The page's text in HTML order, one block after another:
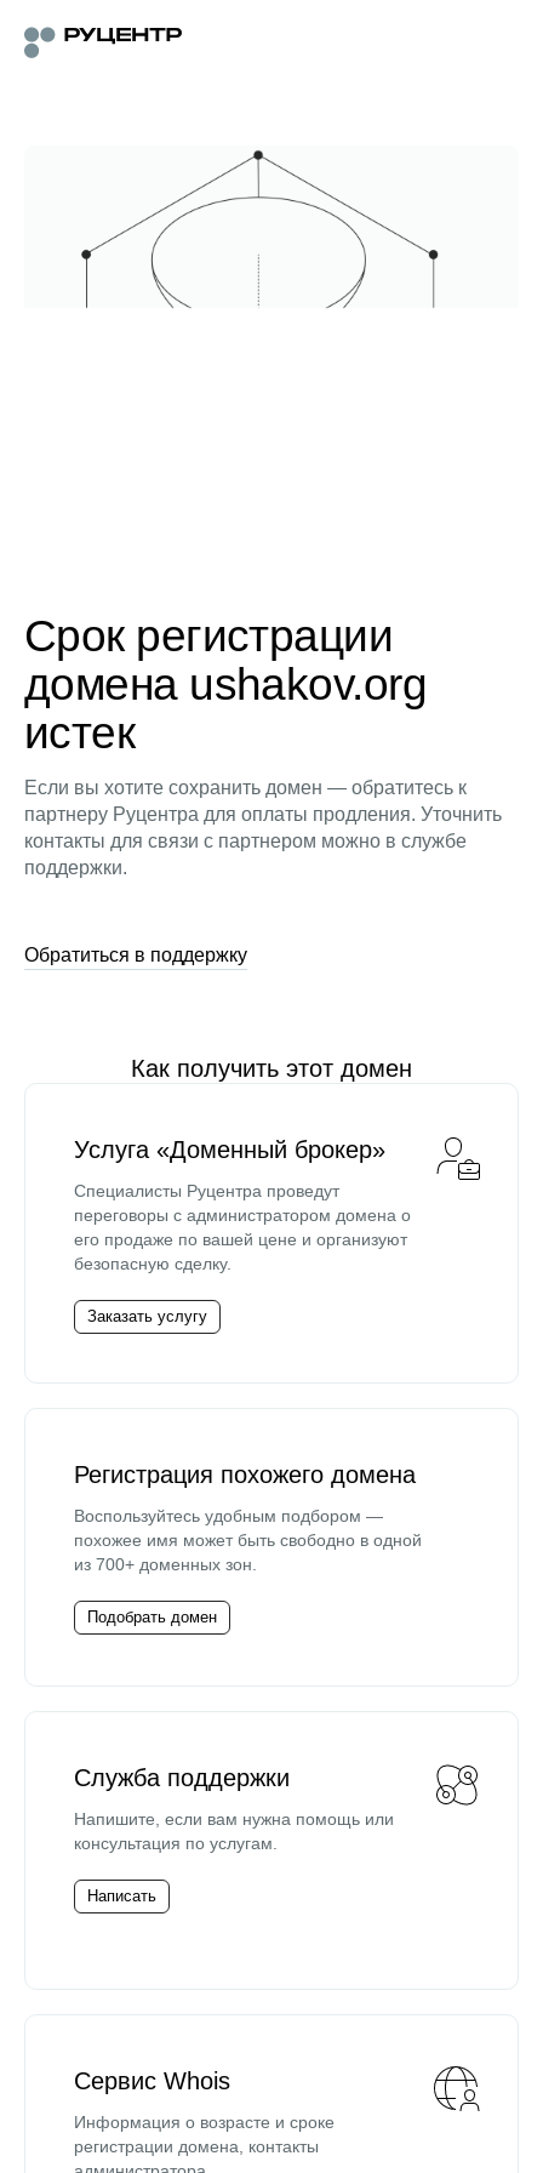
Срок регистрации
домена ushakov.org
истек
Если вы хотите сохранить домен — обратитесь к
партнеру Руцентра для оплаты продления. Уточнить
контакты для связи с партнером можно в службе
поддержки.
Обратиться в поддержку
Как получить этот домен
Услуга «Доменный брокер»
Специалисты Руцентра проведут
переговоры с администратором домена о
его продаже по вашей цене и организуют
безопасную сделку.
Заказать услугу
Регистрация похожего домена
Воспользуйтесь удобным подбором —
похожее имя может быть свободно в одной
из 700+ доменных зон.
Подобрать домен
Служба поддержки
Напишите, если вам нужна помощь или
консультация по услугам.
Написать
Сервис Whois
Информация о возрасте и сроке
регистрации домена, контакты